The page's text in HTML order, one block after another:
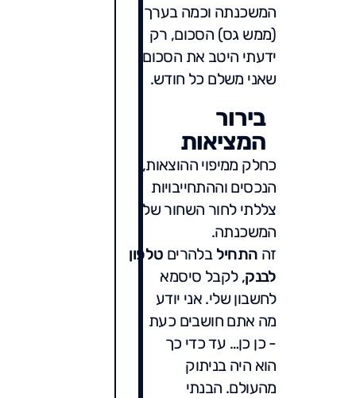
המשכנתה וכמה בערך
(ממש גס) הסכום, רק
ידעתי היטב את הסכום
שאני משלם כל חודש.
בירור
המציאות
כחלק ממיפוי ההוצאות,
הנכסים וההתחייבויות
צללתי לחור השחור של
המשכנתה.
זה התחיל בלהרים טלפון
לבנק, לקבל סיסמא
לחשבון שלי. אני יודע
מה אתם חושבים כעת
- כן כן… עד כדי כך
הוא היה בניתוק
מהעולם. הבנתי